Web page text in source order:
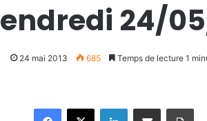
24/
24 mai 2013 685 Temps de lecture 1